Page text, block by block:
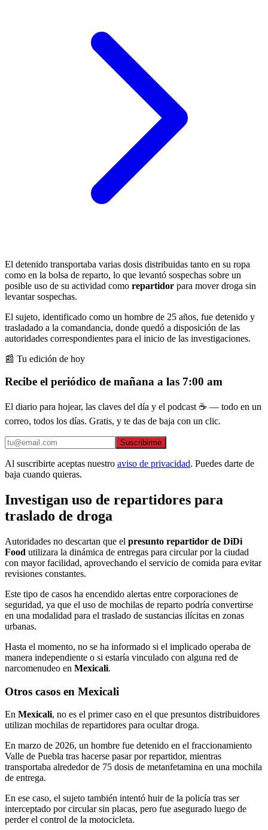
El detenido transportaba varias dosis distribuidas tanto en su ropa
como en la bolsa de reparto, lo que levantó sospechas sobre un
posible uso de su actividad como repartidor para mover droga sin
levantar sospechas.
El sujeto, identificado como un hombre de 25 años, fue detenido y
trasladado a la comandancia, donde quedó a disposición de las
autoridades correspondientes para el inicio de las investigaciones.
📰 Tu edición de hoy
Recibe el periódico de mañana a las 7:00 am
El diario para hojear, las claves del día y el podcast ☕ — todo en un
correo, todos los días. Gratis, y te das de baja con un clic.
Suscribirme
Al suscribirte aceptas nuestro aviso de privacidad. Puedes darte de
baja cuando quieras.
Investigan uso de repartidores para
traslado de droga
Autoridades no descartan que el presunto repartidor de DiDi
Food utilizara la dinámica de entregas para circular por la ciudad
con mayor facilidad, aprovechando el servicio de comida para evitar
revisiones constantes.
Este tipo de casos ha encendido alertas entre corporaciones de
seguridad, ya que el uso de mochilas de reparto podría convertirse
en una modalidad para el traslado de sustancias ilícitas en zonas
urbanas.
Hasta el momento, no se ha informado si el implicado operaba de
manera independiente o si estaría vinculado con alguna red de
narcomenudeo en Mexicali.
Otros casos en Mexicali
En Mexicali, no es el primer caso en el que presuntos distribuidores
utilizan mochilas de repartidores para ocultar droga.
En marzo de 2026, un hombre fue detenido en el fraccionamiento
Valle de Puebla tras hacerse pasar por repartidor, mientras
transportaba alrededor de 75 dosis de metanfetamina en una mochila
de entrega.
En ese caso, el sujeto también intentó huir de la policía tras ser
interceptado por circular sin placas, pero fue asegurado luego de
perder el control de la motocicleta.